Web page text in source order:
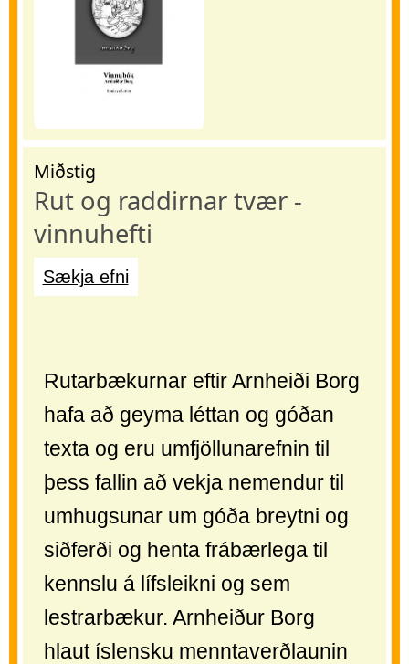
Miðstig
Rut og raddirnar tvær -
vinnuhefti
Sækja efni
Rutarbækurnar eftir Arnheiði Borg
hafa að geyma léttan og góðan
texta og eru umfjöllunarefnin til
þess fallin að vekja nemendur til
umhugsunar um góða breytni og
siðferði og henta frábærlega til
kennslu á lífsleikni og sem
lestrarbækur. Arnheiður Borg
hlaut íslensku menntaverðlaunin